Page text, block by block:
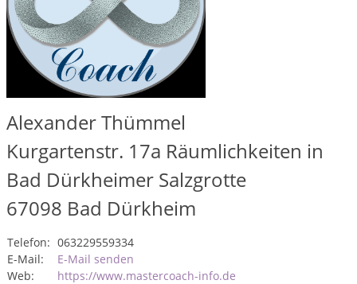
Alexander Thümmel
Kurgartenstr. 17a Räumlichkeiten in
Bad Dürkheimer Salzgrotte
67098 Bad Dürkheim
Telefon: 063229559334
E-Mail:
E-Mail senden
Web:
https://www.mastercoach-info.de